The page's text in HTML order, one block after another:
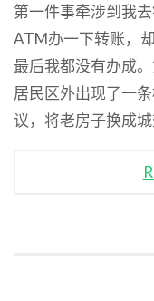
第一件事牵涉到我
ATM办一下转账，
最后我都没有办成
居民区外出现了一
议，将老房子换成城